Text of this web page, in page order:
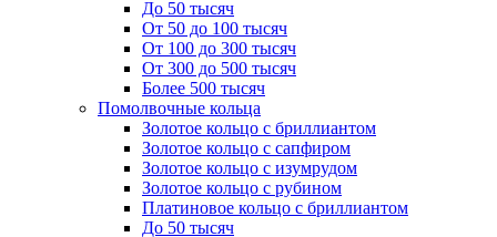
До 50 тысяч
От 50 до 100 тысяч
От 100 до 300 тысяч
От 300 до 500 тысяч
Более 500 тысяч
Помолвочные кольца
Золотое кольцо с бриллиантом
Золотое кольцо с сапфиром
Золотое кольцо с изумрудом
Золотое кольцо с рубином
Платиновое кольцо с бриллиантом
До 50 тысяч